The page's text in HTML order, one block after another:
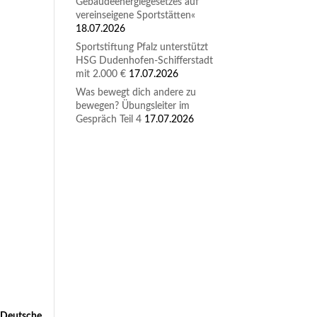
Gebäudeenergiegesetzes auf
vereinseigene Sportstätten«
18.07.2026
Sportstiftung Pfalz unterstützt
HSG Dudenhofen-Schifferstadt
mit 2.000 € 17.07.2026
Was bewegt dich andere zu
bewegen? Übungsleiter im
Gespräch Teil 4 17.07.2026